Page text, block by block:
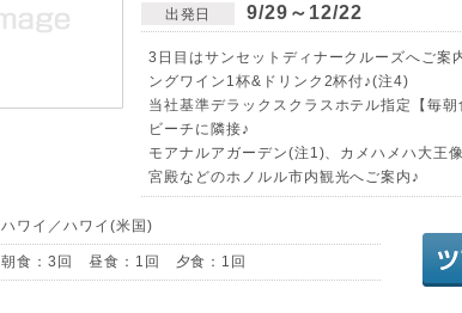
出発日 9/29～12/22
3日目はサンセットディナークルーズへご案
ングワイン1杯&ドリンク2杯付♪(注4)
当社基準デラックスクラスホテル指定【毎
ビーチに隣接♪
モアナルアガーデン(注1)、カメハメハ大王
宮殿などのホノルル市内観光へご案内♪
ハワイ／ハワイ(米国)
朝食：3回 昼食：1回 夕食：1回